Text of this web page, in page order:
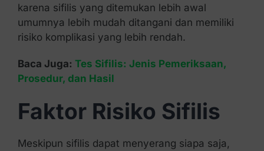
karena sifilis yang ditemukan lebih awal
umumnya lebih mudah ditangani dan memiliki
risiko komplikasi yang lebih rendah.
Baca Juga: Tes Sifilis: Jenis Pemeriksaan,
Prosedur, dan Hasil
Faktor Risiko Sifilis
Meskipun sifilis dapat menyerang siapa saja,